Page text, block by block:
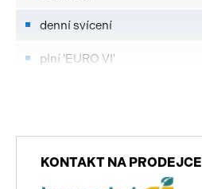
denní svícení
plní 'EURO VI'
Apple CarPlay
KONTAKT NA PRODEJCE